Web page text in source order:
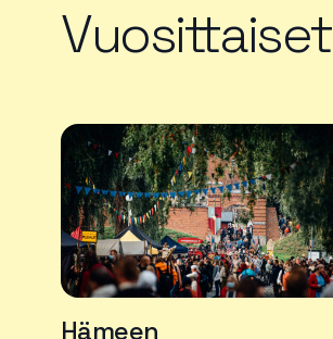
Vuosittaiset
Hämeen